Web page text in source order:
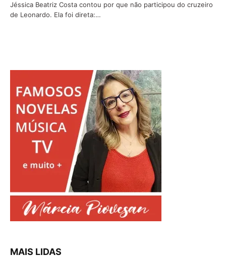
Jéssica Beatriz Costa contou por que não participou do cruzeiro
de Leonardo. Ela foi direta:…
MAIS LIDAS